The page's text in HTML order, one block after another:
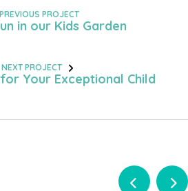
PREVIOUS PROJECT
in our Kids Garden
NEXT PROJECT
Your Exceptional Child